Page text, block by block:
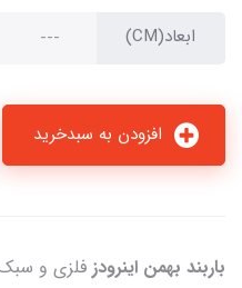
ابعاد(CM)
باربند بهمن اینرودز فلزی و